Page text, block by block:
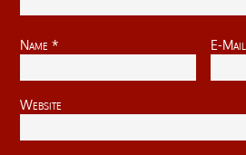
Name* E-
Website